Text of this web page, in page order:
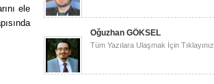
ele
Oğuzhan GÖKSEL
Tüm Yazılara Ulaşmak İçin Tıklayınız.